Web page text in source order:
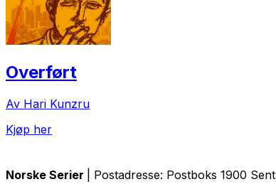
Overført
Av Hari Kunzru
Kjøp her
Norske Serier | Postadresse: Postboks 1900